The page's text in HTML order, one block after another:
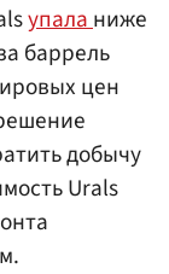
упаланиже
баррель
цен
добычу
Urals